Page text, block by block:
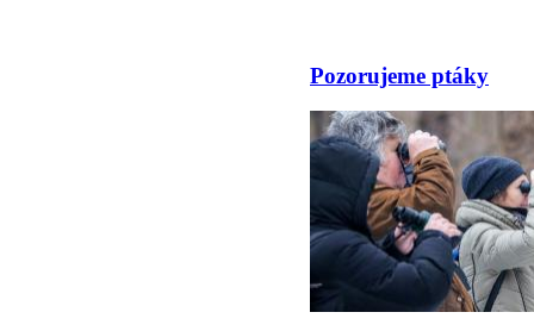
Pozorujeme ptáky